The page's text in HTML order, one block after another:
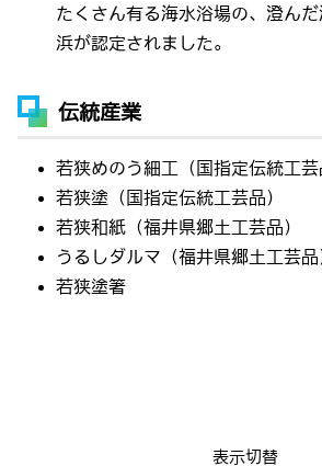
たくさん有る海水浴場の、澄ん
浜が認定されました。
伝統産業
若狭めのう細工（国指定伝統工芸
若狭塗（国指定伝統工芸品）
若狭和紙（福井県郷土工芸品）
うるしダルマ（福井県郷土工芸品
若狭塗箸
表示切替